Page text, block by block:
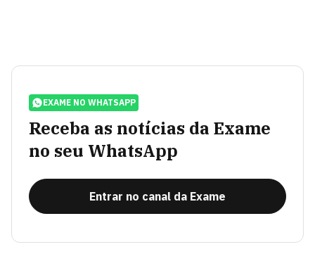
EXAME NO WHATSAPP
Receba as notícias da Exame
no seu WhatsApp
Entrar no canal da Exame